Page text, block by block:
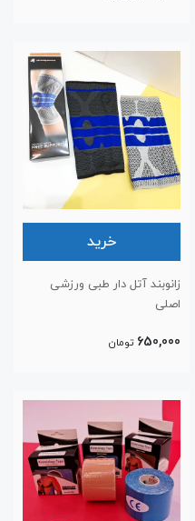
خرید
زانوبند آتل دار طبی ورزشی
اصلی
650,000 تومان